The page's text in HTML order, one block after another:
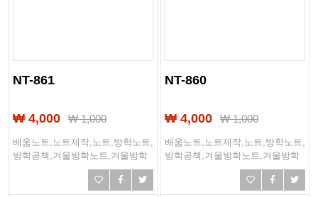
NT-861
₩ 4,000 ₩1,000
배움노트,노트제작,노트,방학노트,
방학공책,겨울방학노트,겨울방학
공책,초등학교노트,중학교노트,고
NT-860
₩ 4,000 ₩1,000
배움노트,노트제작,노트,방학노트,
방학공책,겨울방학노트,겨울방학
공책,초등학교노트,중학교노트,고